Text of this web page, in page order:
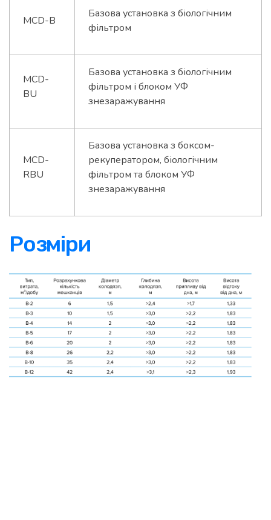
MCD-B
Базова установка з біологічним
фільтром
MCD-
BU
Базова установка з біологічним
фільтром і блоком УФ
знезаражування
MCD-
RBU
Базова установка з боксом-
рекуператором, біологічним
фільтром та блоком УФ
знезаражування
Розміри